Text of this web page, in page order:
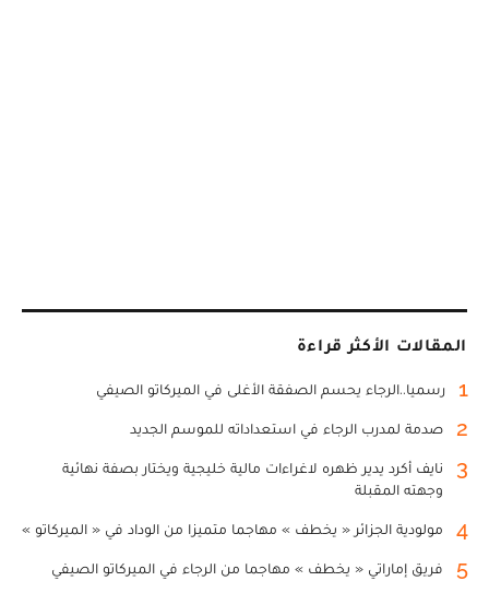
المقالات الأكثر قراءة
1 رسميا..الرجاء يحسم الصفقة الأغلى في الميركاتو الصيفي
2 صدمة لمدرب الرجاء في استعداداته للموسم الجديد
3
نايف أكرد يدير ظهره لاغراءات مالية خليجية ويختار بصفة نهائية
وجهته المقبلة
4 مولودية الجزائر « يخطف » مهاجما متميزا من الوداد في « الميركاتو »
5 فريق إماراتي « يخطف » مهاجما من الرجاء في الميركاتو الصيفي